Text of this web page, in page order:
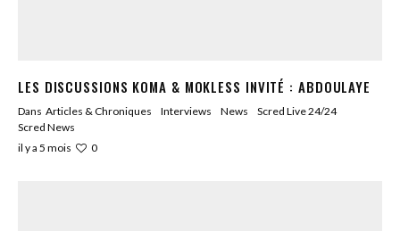
LES DISCUSSIONS KOMA & MOKLESS INVITÉ : ABDOULAYE
Dans Articles & Chroniques Interviews News
Scred Live 24/24
Scred News
il y a 5 mois
0